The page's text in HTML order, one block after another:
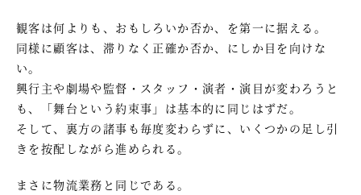
観客は何よりも、おもしろいか否か、を第一に据える。
同様に顧客は、滞りなく正確か否か、にしか目を向けな
い。
興行主や劇場や監督・スタッフ・演者・演目が変わろうと
も、「舞台という約束事」は基本的に同じはずだ。
そして、裏方の諸事も毎度変わらずに、いくつかの足し引
きを按配しながら進められる。
まさに物流業務と同じである。